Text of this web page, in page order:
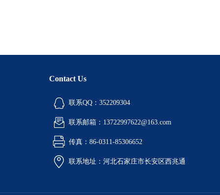
Contact Us
联系QQ：352209304
联系邮箱：13722997622@163.com
传真：86-0311-85306652
联系地址：河北石家庄市长安区西兆通